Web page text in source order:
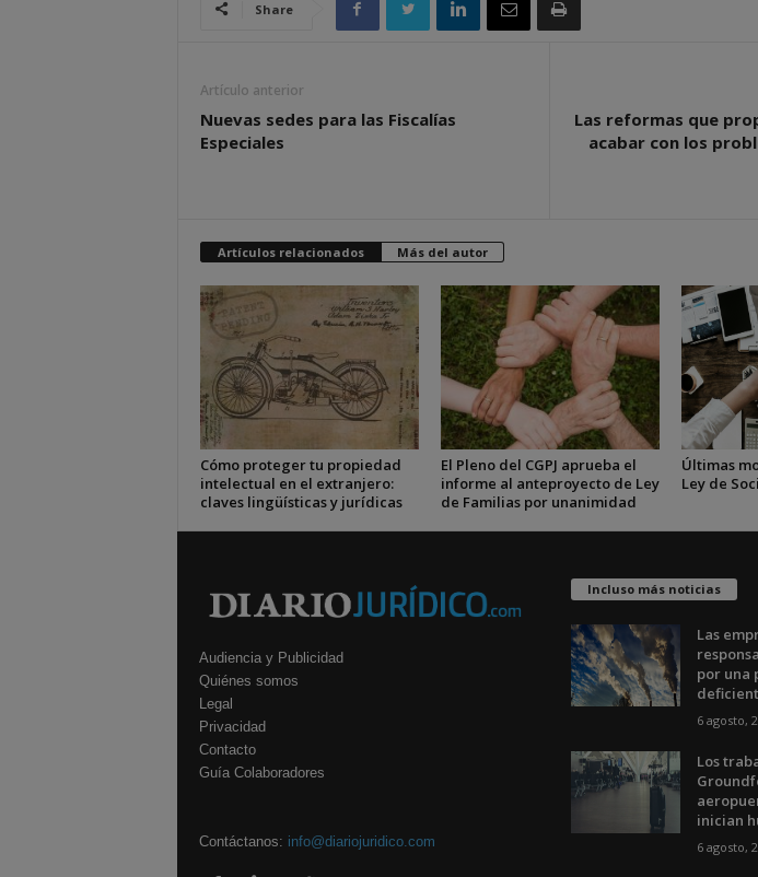
Share
Artículo anterior
Nuevas sedes para las Fiscalías
Especiales
Las reformas que
acabar con los
Artículos relacionados Más del autor
Cómo proteger tu propiedad
intelectual en el extranjero:
claves lingüísticas y jurídicas
El Pleno del CGPJ aprueba el
informe al anteproyecto de Ley
de Familias por unanimidad
Últimas
Ley de
Audiencia y Publicidad
Quiénes somos
Legal
Privacidad
Contacto
Guía Colaboradores
Contáctanos: info@diariojuridico.com
Incluso más noticias
Las
por una
6 agosto,
Los
inician
6 agosto,